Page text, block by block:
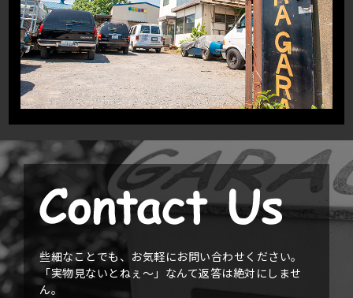
些細なことでも、お気軽にお問い合わせください。
「実物見ないとねぇ〜」なんて返答は絶対にしませ
ん。